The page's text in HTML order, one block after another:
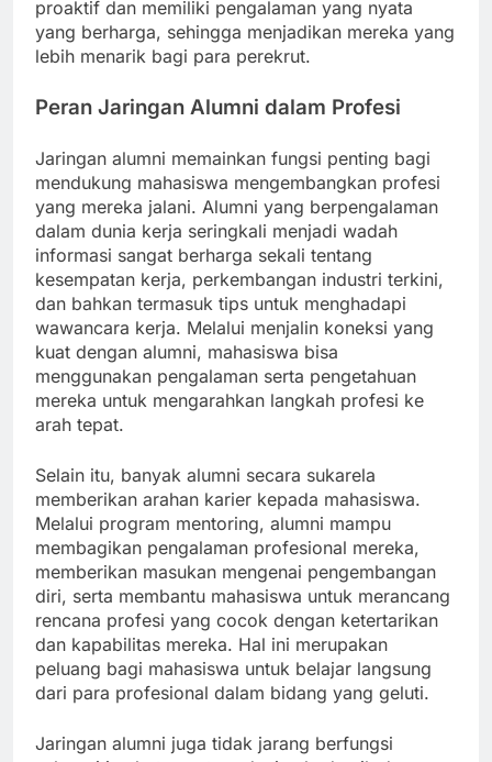
proaktif dan memiliki pengalaman yang nyata
yang berharga, sehingga menjadikan mereka yang
lebih menarik bagi para perekrut.
Peran Jaringan Alumni dalam Profesi
Jaringan alumni memainkan fungsi penting bagi
mendukung mahasiswa mengembangkan profesi
yang mereka jalani. Alumni yang berpengalaman
dalam dunia kerja seringkali menjadi wadah
informasi sangat berharga sekali tentang
kesempatan kerja, perkembangan industri terkini,
dan bahkan termasuk tips untuk menghadapi
wawancara kerja. Melalui menjalin koneksi yang
kuat dengan alumni, mahasiswa bisa
menggunakan pengalaman serta pengetahuan
mereka untuk mengarahkan langkah profesi ke
arah tepat.
Selain itu, banyak alumni secara sukarela
memberikan arahan karier kepada mahasiswa.
Melalui program mentoring, alumni mampu
membagikan pengalaman profesional mereka,
memberikan masukan mengenai pengembangan
diri, serta membantu mahasiswa untuk merancang
rencana profesi yang cocok dengan ketertarikan
dan kapabilitas mereka. Hal ini merupakan
peluang bagi mahasiswa untuk belajar langsung
dari para profesional dalam bidang yang geluti.
Jaringan alumni juga tidak jarang berfungsi